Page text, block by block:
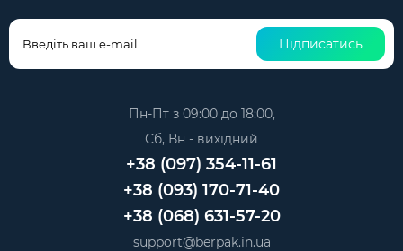
Підписатись
Пн-Пт з 09:00 до 18:00,
Сб, Вн - вихідний
+38 (097) 354-11-61
+38 (093) 170-71-40
+38 (068) 631-57-20
support@berpak.in.ua